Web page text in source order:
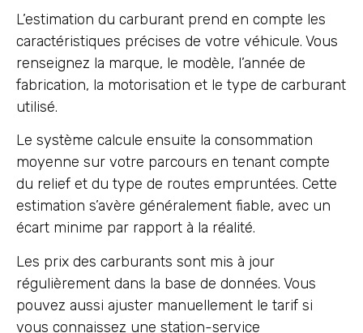
L’estimation du carburant prend en compte les
caractéristiques précises de votre véhicule. Vous
renseignez la marque, le modèle, l’année de
fabrication, la motorisation et le type de carburant
utilisé.
Le système calcule ensuite la consommation
moyenne sur votre parcours en tenant compte
du relief et du type de routes empruntées. Cette
estimation s’avère généralement fiable, avec un
écart minime par rapport à la réalité.
Les prix des carburants sont mis à jour
régulièrement dans la base de données. Vous
pouvez aussi ajuster manuellement le tarif si
vous connaissez une station-service